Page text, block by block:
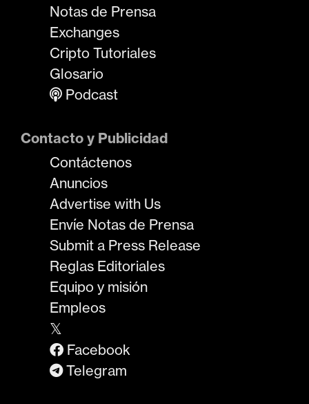
Notas de Prensa
Exchanges
Cripto Tutoriales
Glosario
Podcast
Contacto y Publicidad
Contáctenos
Anuncios
Advertise with Us
Envíe Notas de Prensa
Submit a Press Release
Reglas Editoriales
Equipo y misión
Empleos
𝕏
Facebook
Telegram